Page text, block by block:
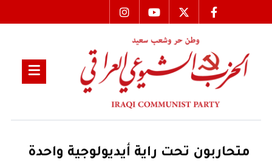
متحاربون تحت راية أيديولوجية واحدة